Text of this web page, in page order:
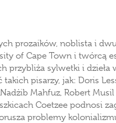
prozaików, noblista i
of Cape Town i twórcą
przybliża sylwetki i dzieła
pisarzy, jak: Doris
Mahfuz, Robert
Coetzee podnosi
problemy